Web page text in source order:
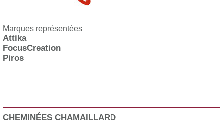
Marques représentées
Attika
FocusCreation
Piros
CHEMINÉES CHAMAILLARD